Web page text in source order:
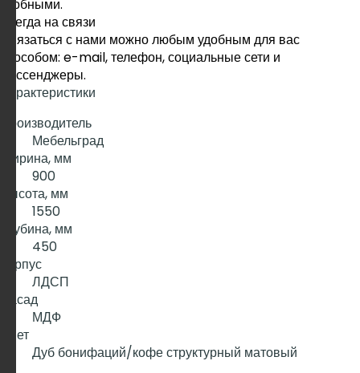
удобными.
Всегда на связи
Связаться с нами можно любым удобным для вас
способом: e-mail, телефон, социальные сети и
мессенджеры.
Характеристики
Производитель
Мебельград
Ширина, мм
900
Высота, мм
1550
Глубина, мм
450
Корпус
ЛДСП
Фасад
МДФ
Цвет
Дуб бонифаций/кофе структурный матовый